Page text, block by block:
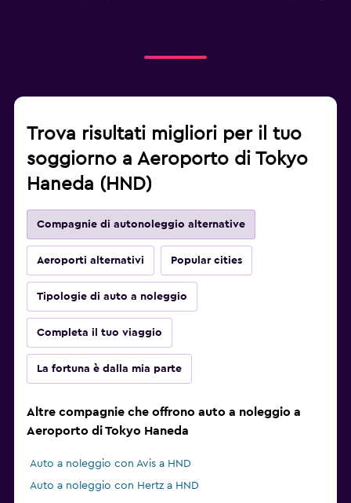
Trova risultati migliori per il tuo
soggiorno a Aeroporto di Tokyo
Haneda (HND)
Compagnie di autonoleggio alternative
Aeroporti alternativi Popular cities
Tipologie di auto a noleggio
Completa il tuo viaggio
La fortuna è dalla mia parte
Altre compagnie che offrono auto a noleggio a
Aeroporto di Tokyo Haneda
Auto a noleggio con Avis a HND
Auto a noleggio con Hertz a HND